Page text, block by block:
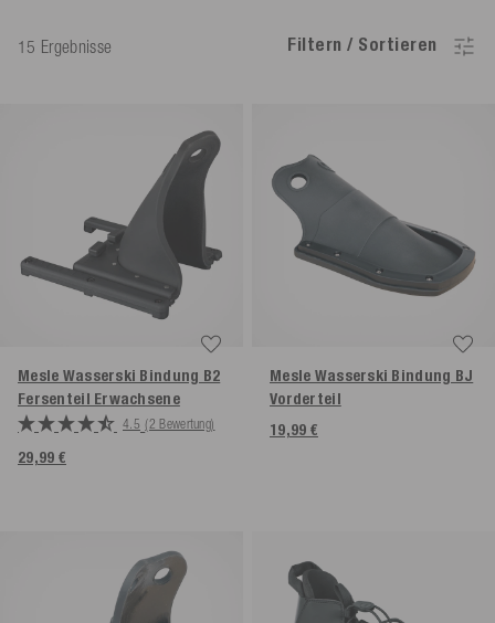
15 Ergebnisse Filtern / Sortieren
Mesle Wasserski Bindung B2
Fersenteil Erwachsene
4.5 (2 Bewertung)
29,99 €
Mesle Wasserski Bindung BJ
Vorderteil
19,99 €